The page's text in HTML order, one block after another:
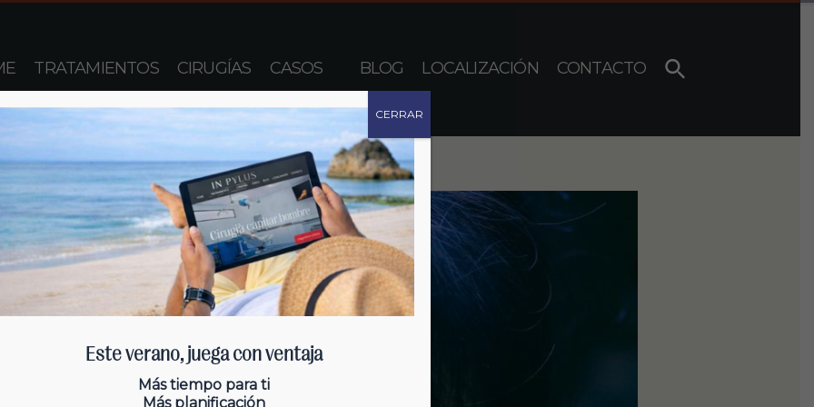
TRATAMIENTOS CIRUGÍAS CASOS BLOG LOCALIZACIÓN CONTACTO
Este verano, juega con ventaja
Más tiempo para ti
Más planificación
CERRAR